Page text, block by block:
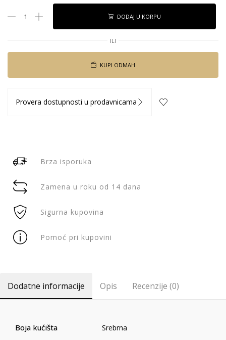
DODAJ U KORPU
ILI
KUPI ODMAH
Provera dostupnosti u prodavnicama
Brza isporuka
Zamena u roku od 14 dana
Sigurna kupovina
Pomoć pri kupovini
Dodatne informacije Opis Recenzije (0)
Boja kućišta Srebrna